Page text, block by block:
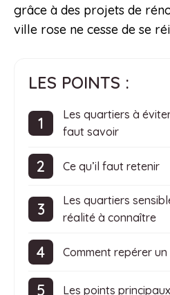
grâce à des projets de
ville rose ne cesse de se
LES POINTS :
Les quartiers à
faut savoir
Ce qu’il faut retenir
Les quartiers
réalité à connaître
Comment repérer
Les points principaux